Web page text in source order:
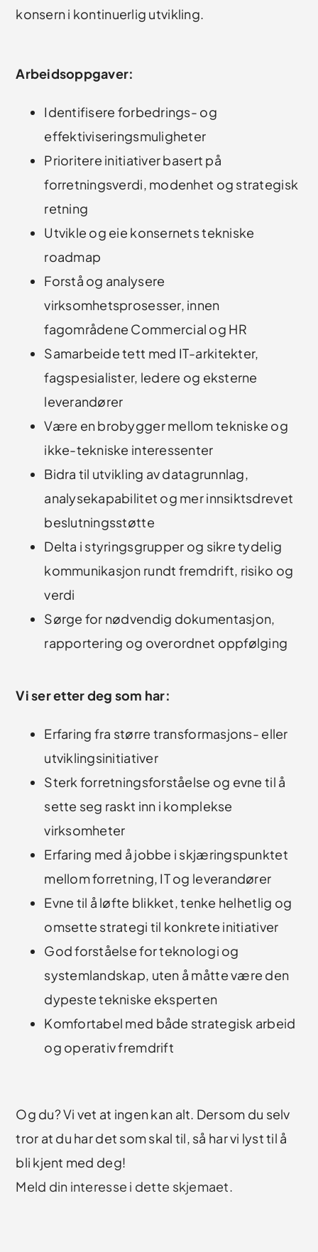
konsern i kontinuerlig utvikling.
Arbeidsoppgaver:
Identifisere forbedrings- og
effektiviseringsmuligheter
Prioritere initiativer basert på
forretningsverdi, modenhet og strategisk
retning
Utvikle og eie konsernets tekniske
roadmap
Forstå og analysere
virksomhetsprosesser, innen
fagområdene Commercial og HR
Samarbeide tett med IT-arkitekter,
fagspesialister, ledere og eksterne
leverandører
Være en brobygger mellom tekniske og
ikke-tekniske interessenter
Bidra til utvikling av datagrunnlag,
analysekapabilitet og mer innsiktsdrevet
beslutningsstøtte
Delta i styringsgrupper og sikre tydelig
kommunikasjon rundt fremdrift, risiko og
verdi
Sørge for nødvendig dokumentasjon,
rapportering og overordnet oppfølging
Vi ser etter deg som har:
Erfaring fra større transformasjons- eller
utviklingsinitiativer
Sterk forretningsforståelse og evne til å
sette seg raskt inn i komplekse
virksomheter
Erfaring med å jobbe i skjæringspunktet
mellom forretning, IT og leverandører
Evne til å løfte blikket, tenke helhetlig og
omsette strategi til konkrete initiativer
God forståelse for teknologi og
systemlandskap, uten å måtte være den
dypeste tekniske eksperten
Komfortabel med både strategisk arbeid
og operativ fremdrift
Og du? Vi vet at ingen kan alt. Dersom du selv
tror at du har det som skal til, så har vi lyst til å
bli kjent med deg!
Meld din interesse i dette skjemaet.